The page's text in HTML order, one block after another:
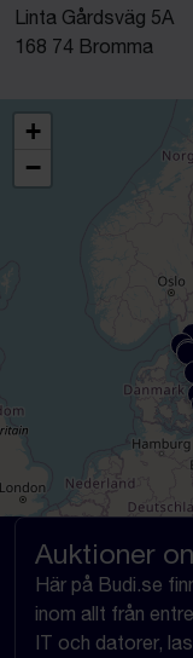
Linta Gårdsväg 5A
168 74 Bromma
+
−
Auktioner
Här på Budi.se
inom allt från
IT och datorer,